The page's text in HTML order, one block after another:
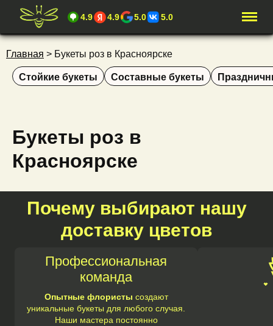
4.9 4.9 5.0 5.0
Главная > Букеты роз в Красноярске
Стойкие букеты Составные букеты
Букеты роз в
Красноярске
Почему выбирают нашу
доставку цветов
Профессиональная
команда
Опытные флористы создают
уникальные букеты для любого случая.
Наши мастера постоянно